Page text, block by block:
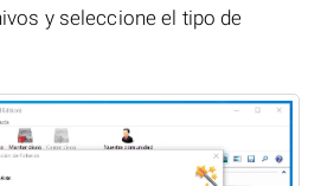
y seleccione el tipo de